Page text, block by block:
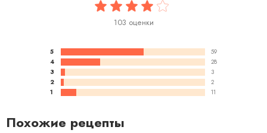
103 оценки
5
59
4
28
3
3
2
2
1
11
Похожие рецепты